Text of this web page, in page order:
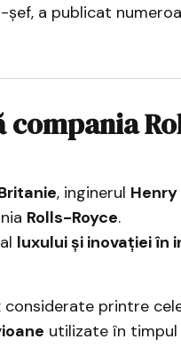
șef, a publicat
compania
, inginerul Henry
Rolls-Royce.
luxului și inovației în
considerate printre
utilizate în timpul